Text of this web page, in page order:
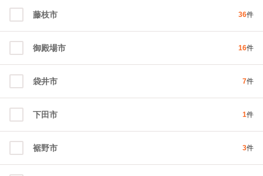
藤枝市 36件
御殿場市 16件
袋井市 7件
下田市 1件
裾野市 3件